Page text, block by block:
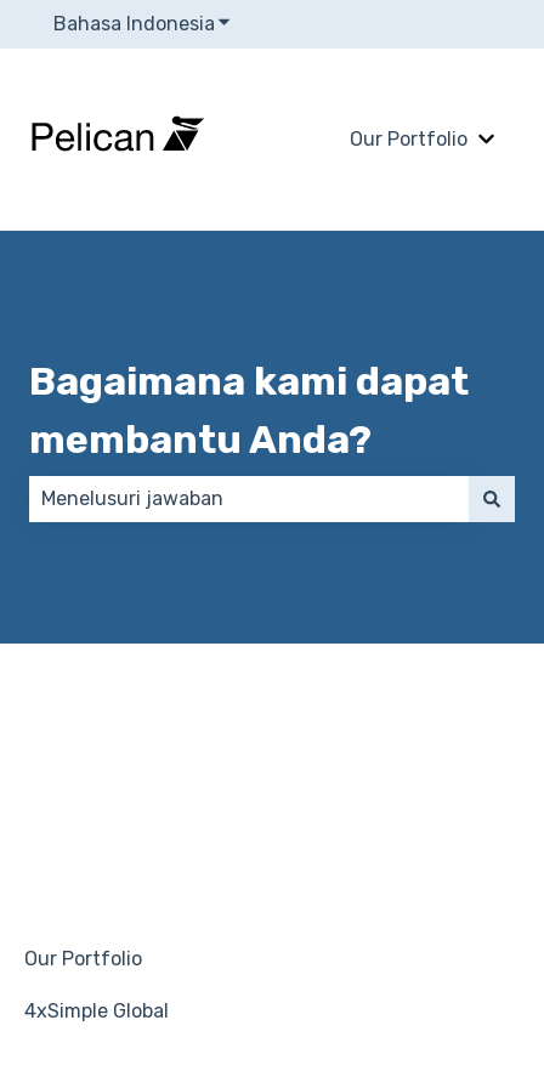
Bahasa Indonesia Tampilkan submenu untuk
Our Portfolio
Bagaimana kami dapat
membantu Anda?
Our Portfolio
4xSimple Global